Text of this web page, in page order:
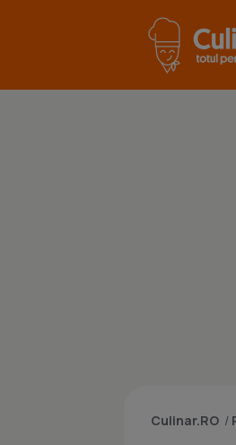
Culinar.RO /